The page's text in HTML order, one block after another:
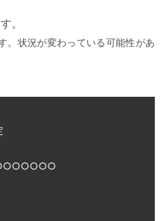
。
。状況が変わっている可能性があ